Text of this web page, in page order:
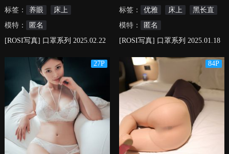
标签：
养眼
床上
模特：
匿名
[ROSI写真] 口罩系列 2025.02.22
NO.3177
标签：
优雅 床上
黑长直
模特：
匿名
[ROSI写真] 口罩系列 2025.01.18
NO.3142
27P
84P